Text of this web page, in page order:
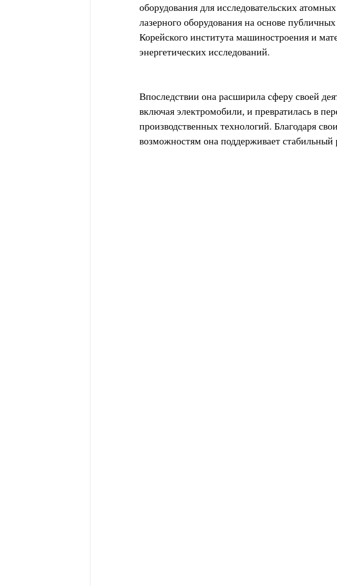
оборудования для исследовательских
лазерного оборудования на основе
Корейского института машиностроения и
энергетических исследований.
Впоследствии она расширила сферу своей
включая электромобили, и превратилась в
производственных технологий. Благодаря
возможностям она поддерживает стабильный